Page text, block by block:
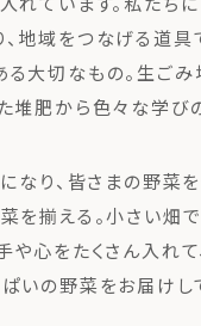
地域をつなげる道具
大切なもの。生ごみ
堆肥から色々な学び
なり、皆さまの野菜
を揃える。小さい畑
や心をたくさん入れ
いの野菜をお届けし